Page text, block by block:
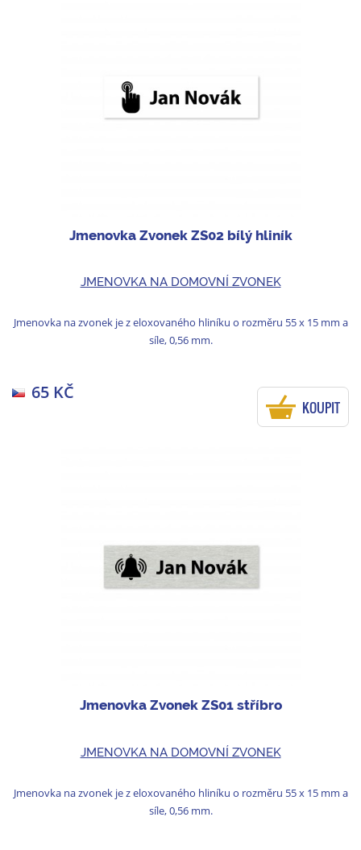
Jmenovka Zvonek ZS02 bílý hliník
JMENOVKA NA DOMOVNÍ ZVONEK
Jmenovka na zvonek je z eloxovaného hliníku o rozměru 55 x 15 mm a
síle, 0,56 mm.
65 KČ
KOUPIT
Jmenovka Zvonek ZS01 stříbro
JMENOVKA NA DOMOVNÍ ZVONEK
Jmenovka na zvonek je z eloxovaného hliníku o rozměru 55 x 15 mm a
síle, 0,56 mm.